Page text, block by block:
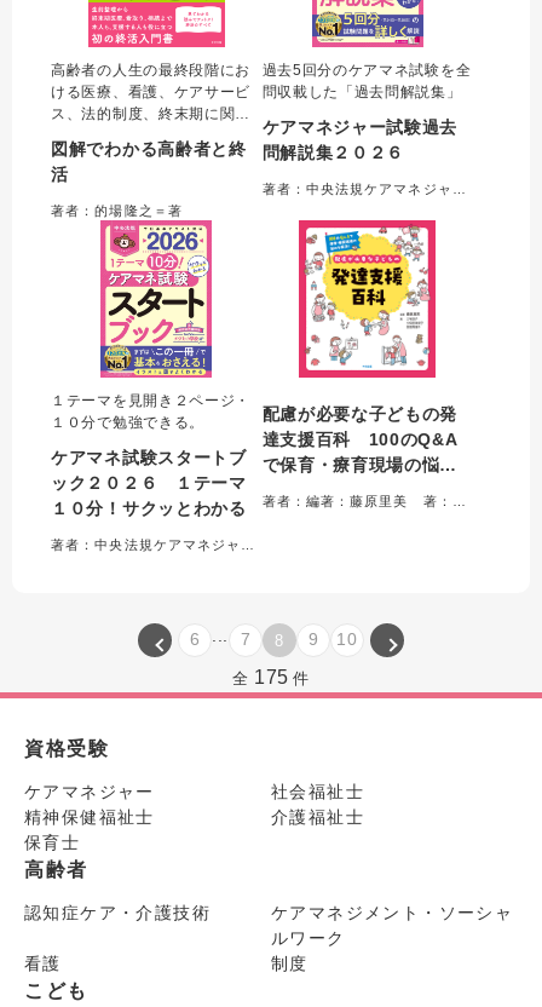
高齢者の人生の最終段階にお
ける医療、看護、ケアサービ
ス、法的制度、終末期に関す
た初の「終活入門書」。著者
が持つ、行政書士・看護師・
し、医療・福祉・法務の各分
野を横断した他書にはない包
括的な実践解説が特長。
図解でわかる高齢者と終
活
著者：的場隆之＝著
過去5回分のケアマネ試験を全
問収載した「過去問解説集」
ケアマネジャー試験過去
問解説集２０２６
１テーマを見開き２ページ・
１０分で勉強できる。
ケアマネ試験スタートブ
ック２０２６ １テーマ
１０分！サクッとわかる
配慮が必要な子どもの発
達支援百科 100のQ&A
で保育・療育現場の悩み
6 7 8 9 10
全 175 件
資格受験
ケアマネジャー
社会福祉士
精神保健福祉士
介護福祉士
保育士
高齢者
認知症ケア・介護技術
ケアマネジメント・ソーシャ
ルワーク
看護
制度
こども